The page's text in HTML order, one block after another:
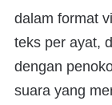
dalam format
teks per ayat,
dengan
suara yang